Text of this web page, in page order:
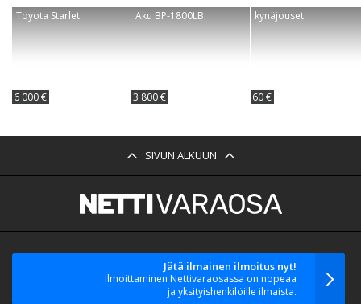
Toyota Starlet
6 000 €
Aku BP-1800LB
3 800 €
kynäjouset
60 €
SIVUN ALKUUN
Jätä ilmainen ilmoitus nyt!
Ilmoittaminen Nettivaraosassa on nopeaa
ja yksityishenkilöille ilmaista.